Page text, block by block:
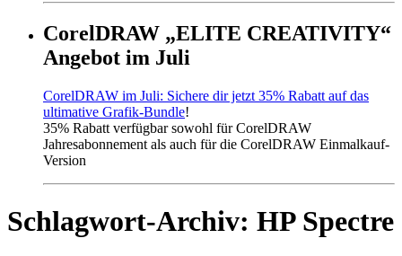
CorelDRAW „ELITE CREATIVITY“
Angebot im Juli
CorelDRAW im Juli: Sichere dir jetzt 35% Rabatt auf das
ultimative Grafik-Bundle!
35% Rabatt verfügbar sowohl für CorelDRAW
Jahresabonnement als auch für die CorelDRAW Einmalkauf-
Version
Schlagwort-Archiv: HP Spectre